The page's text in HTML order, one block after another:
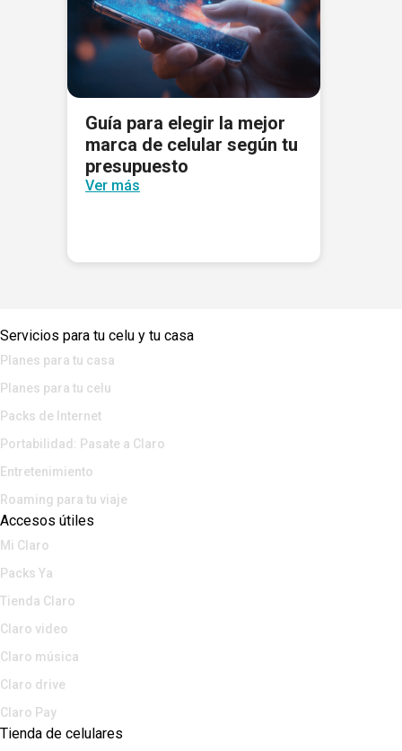
Guía para elegir la mejor
marca de celular según tu
presupuesto
Ver más
Servicios para tu celu y tu casa
Planes para tu casa
Planes para tu celu
Packs de Internet
Portabilidad: Pasate a Claro
Entretenimiento
Roaming para tu viaje
Accesos útiles
Mi Claro
Packs Ya
Tienda Claro
Claro video
Claro música
Claro drive
Claro Pay
Tienda de celulares